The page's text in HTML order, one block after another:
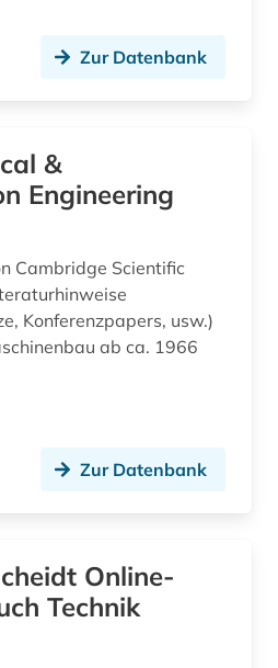
Zur Datenbank
&
Engineering
Cambridge Scientific
Konferenzpapers, usw.)
ab ca. 1966
Zur Datenbank
Online-
Technik